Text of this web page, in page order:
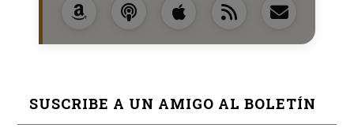
SUSCRIBE A UN AMIGO AL BOLETÍN